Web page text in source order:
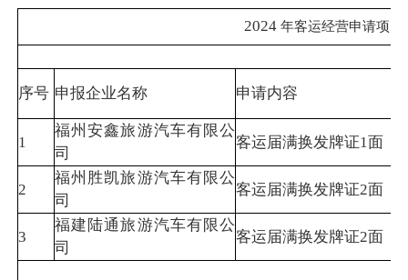
2024 年客运经营申请项目
序号 申报企业名称 申请内容
1
福州安鑫旅游汽车有限公
司
客运届满换发牌证1面
2
福州胜凯旅游汽车有限公
司
客运届满换发牌证2面
3
福建陆通旅游汽车有限公
司
客运届满换发牌证2面